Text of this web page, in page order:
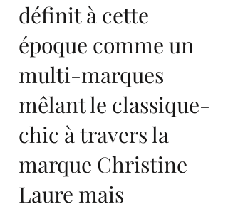
définit à cette
époque comme un
multi-marques
mêlant le classique-
chic à travers la
marque Christine
Laure mais